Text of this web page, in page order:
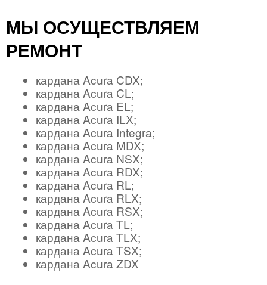
МЫ ОСУЩЕСТВЛЯЕМ
РЕМОНТ
кардана Acura CDX;
кардана Acura CL;
кардана Acura EL;
кардана Acura ILX;
кардана Acura Integra;
кардана Acura MDX;
кардана Acura NSX;
кардана Acura RDX;
кардана Acura RL;
кардана Acura RLX;
кардана Acura RSX;
кардана Acura TL;
кардана Acura TLX;
кардана Acura TSX;
кардана Acura ZDX